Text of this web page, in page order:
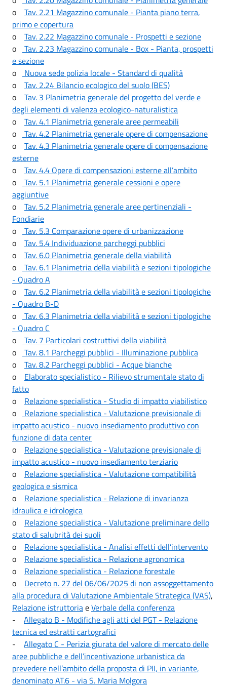
o Tav. 2.21 Magazzino comunale - Pianta piano terra,
primo e copertura
o Tav. 2.22 Magazzino comunale - Prospetti e sezione
o
Tav. 2.23 Magazzino comunale - Box - Pianta, prospetti
e sezione
o
Nuova sede polizia locale - Standard di qualità
o Tav. 2.24 Bilancio ecologico del suolo (BES)
o Tav. 3 Planimetria generale del progetto del verde e
degli elementi di valenza ecologico-naturalistica
o Tav. 4.1 Planimetria generale aree permeabili
o
Tav. 4.2 Planimetria generale opere di compensazione
o Tav. 4.3 Planimetria generale opere di compensazione
esterne
o Tav. 4.4 Opere di compensazioni esterne all’ambito
o
Tav. 5.1 Planimetria generale cessioni e opere
aggiuntive
o Tav. 5.2 Planimetria generale aree pertinenziali -
Fondiarie
o
Tav. 5.3 Comparazione opere di urbanizzazione
o Tav. 5.4 Individuazione parcheggi pubblici
o Tav. 6.0 Planimetria generale della viabilità
o
Tav. 6.1 Planimetria della viabilità e sezioni tipologiche
- Quadro A
o Tav. 6.2 Planimetria della viabilità e sezioni tipologiche
- Quadro B-D
o
Tav. 6.3 Planimetria della viabilità e sezioni tipologiche
- Quadro C
o
Tav. 7 Particolari costruttivi della viabilità
o
Tav. 8.1 Parcheggi pubblici - Illuminazione pubblica
o Tav. 8.2 Parcheggi pubblici - Acque bianche
o Elaborato specialistico - Rilievo strumentale stato di
fatto
o Relazione specialistica - Studio di impatto viabilistico
o
Relazione specialistica - Valutazione previsionale di
impatto acustico - nuovo insediamento produttivo con
funzione di data center
o Relazione specialistica - Valutazione previsionale di
impatto acustico - nuovo insediamento terziario
o Relazione specialistica - Valutazione compatibilità
geologica e sismica
o Relazione specialistica - Relazione di invarianza
idraulica e idrologica
o Relazione specialistica - Valutazione preliminare dello
stato di salubrità dei suoli
o Relazione specialistica - Analisi effetti dell’intervento
o Relazione specialistica - Relazione agronomica
o Relazione specialistica - Relazione forestale
o Decreto n. 27 del 06/06/2025 di non assoggettamento
alla procedura di Valutazione Ambientale Strategica (VAS),
Relazione istruttoriaeVerbale della conferenza
- Allegato B - Modifiche agli atti del PGT - Relazione
tecnica ed estratti cartografici
- Allegato C - Perizia giurata del valore di mercato delle
aree pubbliche e dell’incentivazione urbanistica da
prevedere nell’ambito della proposta di PII, in variante,
denominato AT.6 - via S. Maria Molgora